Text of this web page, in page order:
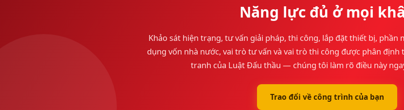
Năng lực đủ ở mọi
Khảo sát hiện trạng, tư vấn giải pháp, thi công, lắp đặt thiết bị, phần
dụng vốn nhà nước, vai trò tư vấn và vai trò thi công được phân định
tranh của Luật Đấu thầu — chúng tôi làm rõ điều này
Trao đổi về công trình của bạn